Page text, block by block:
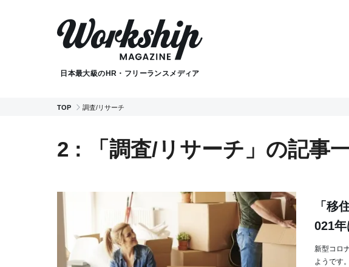
日本最大級のHR・フリーランスメディア
TOP 調査/リサーチ
2 : 「調査/リサーチ」の記事
「移
021
新型コロ
ようです